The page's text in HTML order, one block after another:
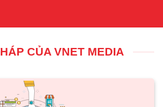
CỦA VNET MEDIA